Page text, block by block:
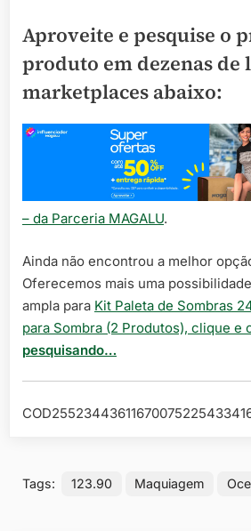
Aproveite e pesquise o
produto em dezenas de
marketplaces abaixo:
– da Parceria MAGALU.
Ainda não encontrou a melhor
Oferecemos mais uma
ampla para Kit Paleta de Sombras
para Sombra (2 Produtos), clique e
pesquisando…
Tags: 123.90 Maquiagem